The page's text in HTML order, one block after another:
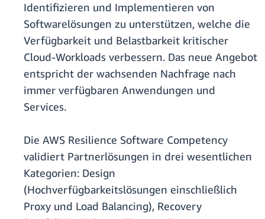
Identifizieren und Implementieren von
Softwarelösungen zu unterstützen, welche die
Verfügbarkeit und Belastbarkeit kritischer
Cloud-Workloads verbessern. Das neue Angebot
entspricht der wachsenden Nachfrage nach
immer verfügbaren Anwendungen und
Services.
Die AWS Resilience Software Competency
validiert Partnerlösungen in drei wesentlichen
Kategorien: Design
(Hochverfügbarkeitslösungen einschließlich
Proxy und Load Balancing), Recovery